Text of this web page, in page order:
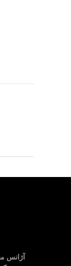
آژانس